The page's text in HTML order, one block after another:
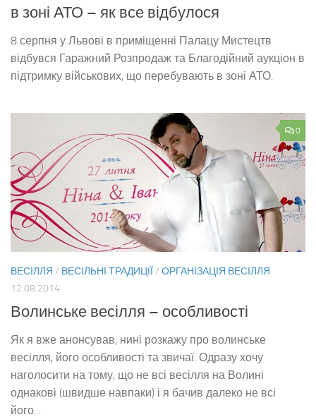
в зоні АТО – як все відбулося
8 серпня у Львові в приміщенні Палацу Мистецтв
відбувся Гаражний Розпродаж та Благодійний аукціон в
підтримку військових, що перебувають в зоні АТО.
0
ВЕСІЛЛЯ / ВЕСІЛЬНІ ТРАДИЦІЇ / ОРГАНІЗАЦІЯ ВЕСІЛЛЯ
12.08.2014
Волинське весілля – особливості
Як я вже анонсував, нині розкажу про волинське
весілля, його особливості та звичаї. Одразу хочу
наголосити на тому, що не всі весілля на Волині
однакові (швидше навпаки) і я бачив далеко не всі
його...